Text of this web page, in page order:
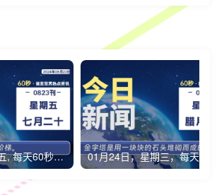
08月23日，星期五, 每天60秒读懂全世界！